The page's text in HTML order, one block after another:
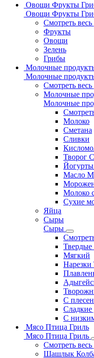
Овощи Фрукты
Овощи Фрукты
Смотреть весь
Фрукты
Овощи
Зелень
Грибы
Молочные
Молочные
Смотреть весь
Молочные
Молочные
Молоко
Сметана
Сливки
Творог
Масло
Молоко
Сухие
Яйца
Сыры
Сыры
Мягкий
Нарезки
С
Сладкие
С
Мясо Птица Гриль
Мясо Птица Гриль
Смотреть весь
Шашлык